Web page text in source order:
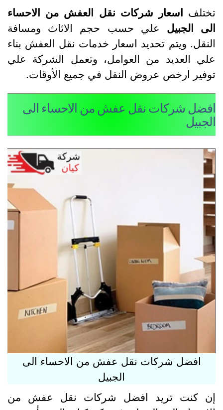
اسعار شركات نقل العفش من الاحساء
الجبيلعلي حسب حجم الاثاث ومسافة
ويتم تحديد اسعار خدمات نقل العفش بناء
العديد من العوامل، وتعمل الشركة علي
ارخص عروض النقل في جميع الأوقات.
شركات نقل عفش من الاحساء الى
افضل شركات نقل عفش من الاحساء الى
الجبيل
كنت تريد افضل شركات نقل عفش من